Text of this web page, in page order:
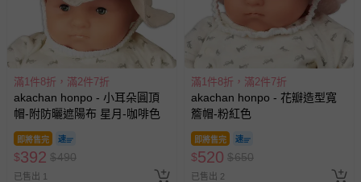
滿1件8折，滿2件7折
akachan honpo - 小耳朵圓頂
帽-附防曬遮陽布 星月-咖啡色
即將售完
$392 $490
已售出 1
滿1件8折，滿2件7折
akachan honpo - 花瓣造型寬
簷帽-粉紅色
即將售完
$520 $650
已售出 2